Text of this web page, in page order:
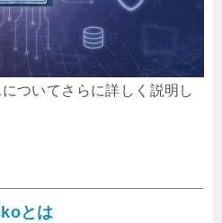
ついてさらに詳しく説明し
とは